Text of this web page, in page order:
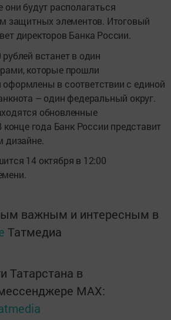
они будут располагаться
защитных элементов. Итоговый
директоров Банка России.
встанет в один
которые прошли
в соответствии с единой
– один федеральный округ.
обновленные
конце года Банк России представит
дизайне.
14 октября в 12:00
важным и интересным в
Татмедиа
Татарстана в
MАХ: